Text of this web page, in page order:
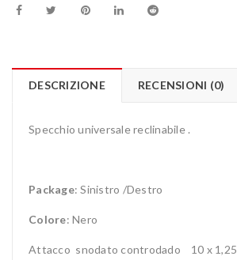
DESCRIZIONE RECENSIONI (0)
Specchio universale reclinabile .
Package: Sinistro /Destro
Colore: Nero
Attacco snodato controdado 10 x 1,25